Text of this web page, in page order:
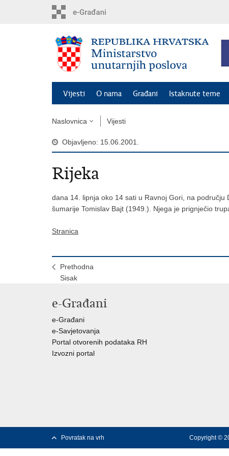
Vijesti O nama Građani Istaknute teme
Naslovnica Vijesti
Objavljeno: 15.06.2001.
Rijeka
dana 14. lipnja oko 14 sati u Ravnoj Gori, na
šumarije Tomislav Bajt (1949.). Njega je prignječio
Stranica
Prethodna
Sisak
e-Građani
e-Građani
e-Savjetovanja
Portal otvorenih podataka RH
Izvozni portal
Povratak na vrh Copyright ©